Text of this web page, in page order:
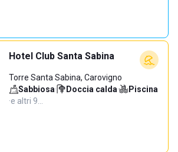
Hotel Club Santa Sabina
Torre Santa Sabina, Carovigno
Sabbiosa· Doccia calda·
Piscina
·e altri 9…